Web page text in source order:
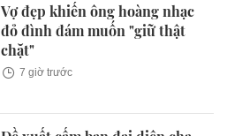
Vợ đẹp khiến ông hoàng nhạc
đỏ đình đám muốn "giữ thật
chặt"
7 giờ trước